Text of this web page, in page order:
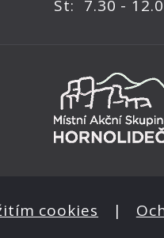
St: 7.30 -
cookies |